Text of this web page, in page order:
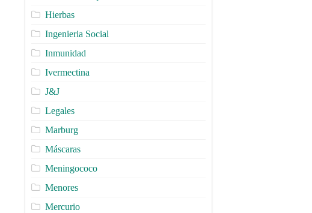
Hierbas
Ingenieria Social
Inmunidad
Ivermectina
J&J
Legales
Marburg
Máscaras
Meningococo
Menores
Mercurio